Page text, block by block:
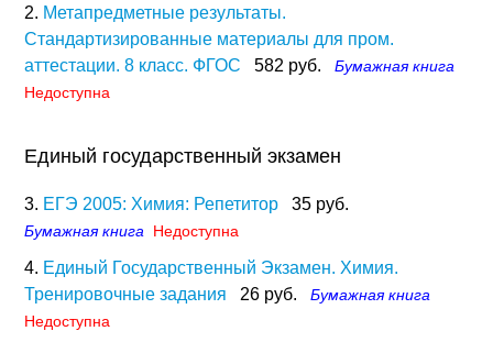
2. Метапредметные результаты.
Стандартизированные материалы для пром.
аттестации. 8 класс. ФГОС
582 руб.
Бумажная книга
Недоступна
Единый государственный экзамен
3. ЕГЭ 2005: Химия: Репетитор 35 руб.
Бумажная книга Недоступна
4. Единый Государственный Экзамен. Химия.
Тренировочные задания
26 руб.
Бумажная книга
Недоступна